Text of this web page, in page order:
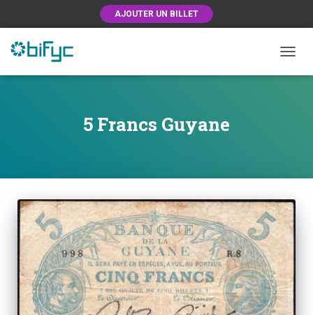
AJOUTER UN BILLET
5 Francs Guyane